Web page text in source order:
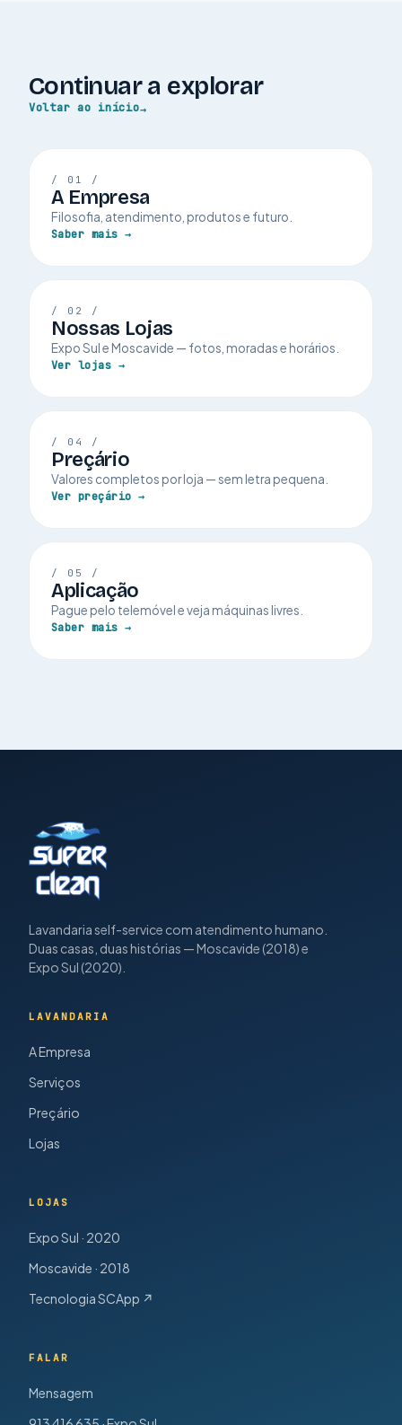
Continuar a explorar
Voltar ao início
/ 01 /
A Empresa
Filosofia, atendimento, produtos e futuro.
Saber mais →
/ 02 /
Nossas Lojas
Expo Sul e Moscavide — fotos, moradas e horários.
Ver lojas →
/ 04 /
Preçário
Valores completos por loja — sem letra pequena.
Ver preçário →
/ 05 /
Aplicação
Pague pelo telemóvel e veja máquinas livres.
Saber mais →
Lavandaria self-service com atendimento humano.
Duas casas, duas histórias — Moscavide (2018) e
Expo Sul (2020).
LAVANDARIA
A Empresa
Serviços
Preçário
Lojas
LOJAS
Expo Sul · 2020
Moscavide · 2018
Tecnologia SCApp ↗
FALAR
Mensagem